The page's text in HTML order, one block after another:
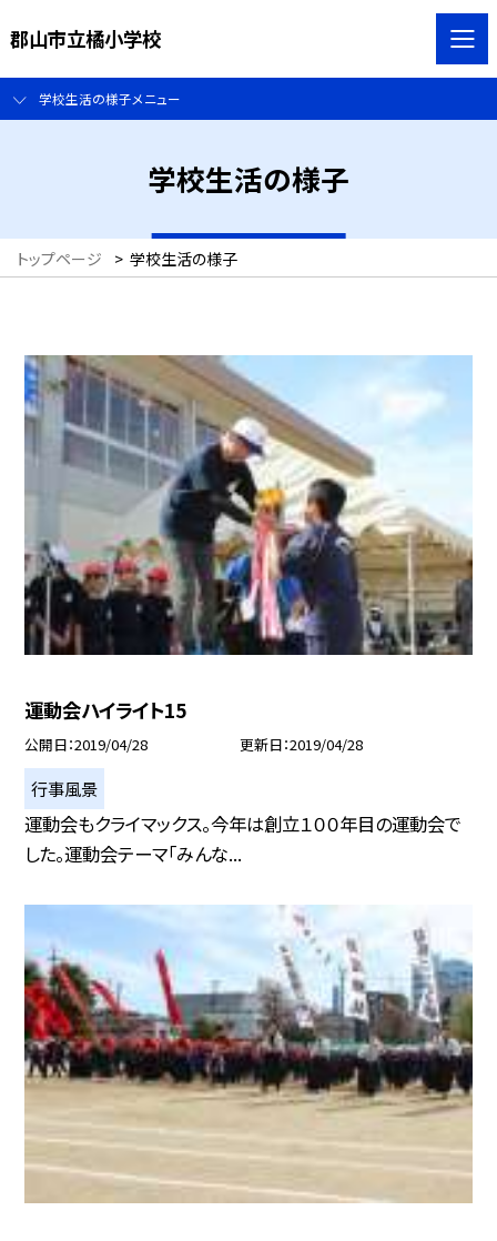
郡山市立橘小学校
学校生活の様子メニュー
学校生活の様子
トップページ > 学校生活の様子
運動会ハイライト15
公開日 2019/04/28 更新日 2019/04/28
行事風景
運動会もクライマックス。今年は創立１００年目の運動会で
した。運動会テーマ「みんな...